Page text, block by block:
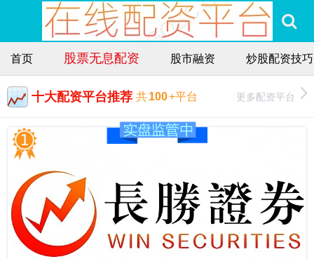
首页 股票无息配资 股市融资 炒股配资技巧
十大配资平台推荐 共100+平台 更多配资平台